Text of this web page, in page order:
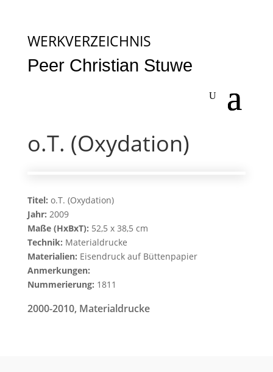
WERKVERZEICHNIS
Peer Christian Stuwe
o.T. (Oxydation)
Titel: o.T. (Oxydation)
Jahr: 2009
Maße (HxBxT): 52,5 x 38,5 cm
Technik: Materialdrucke
Materialien: Eisendruck auf Büttenpapier
Anmerkungen:
Nummerierung: 1811
2000-2010, Materialdrucke